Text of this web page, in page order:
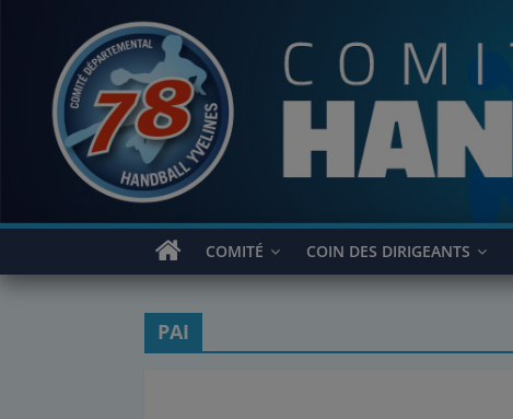
contenu
COMITÉ COIN DES DIRIGEANTS
PAI